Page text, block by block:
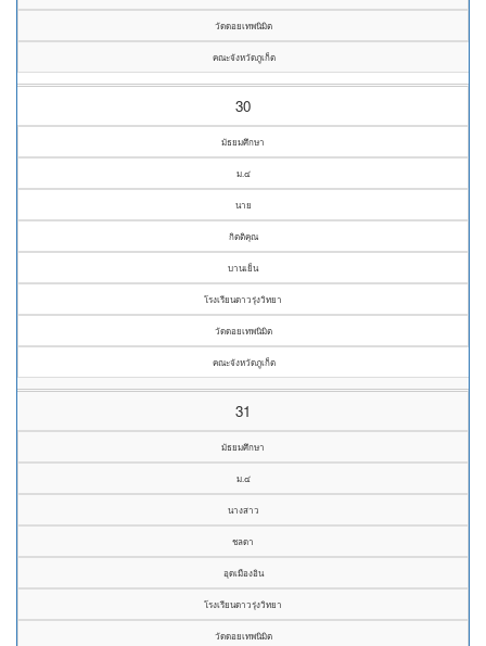
วัดดอยเทพนิมิต
คณะจังหวัดภูเก็ต
30
มัธยมศึกษา
ม.๔
นาย
กิตติคุณ
บานเย็น
โรงเรียนดาวรุ่งวิทยา
วัดดอยเทพนิมิต
คณะจังหวัดภูเก็ต
31
มัธยมศึกษา
ม.๔
นางสาว
ชลดา
อุดเมืองอิน
โรงเรียนดาวรุ่งวิทยา
วัดดอยเทพนิมิต